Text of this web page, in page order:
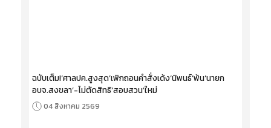
ฉบับเต็ม!‘ศาลปค.สูงสุด’เพิกถอนคำสั่งเด้ง‘นิพนธ์’พ้น‘นายก
อบจ.สงขลา’-ไม่ตัดสิทธิ‘สอบสวน’ใหม่
04 สิงหาคม 2569